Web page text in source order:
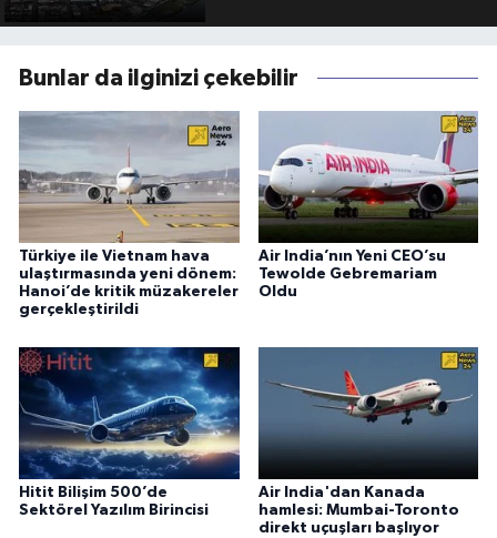
Bunlar da ilginizi çekebilir
Türkiye ile Vietnam hava
ulaştırmasında yeni dönem:
Hanoi’de kritik müzakereler
gerçekleştirildi
Air India’nın Yeni CEO’su
Tewolde Gebremariam
Oldu
Hitit Bilişim 500’de
Sektörel Yazılım Birincisi
Air India'dan Kanada
hamlesi: Mumbai-Toronto
direkt uçuşları başlıyor